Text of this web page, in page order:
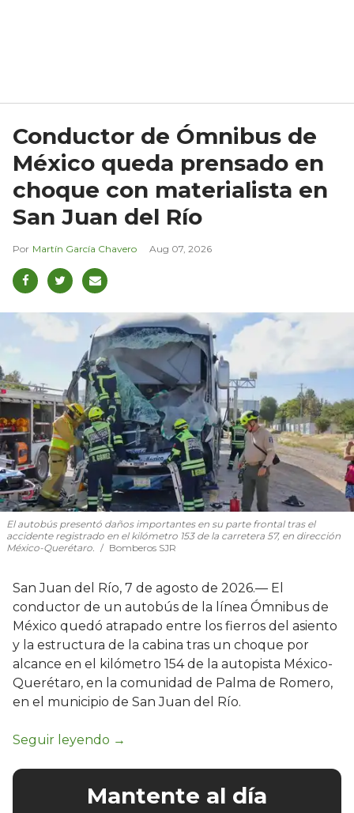
Conductor de Ómnibus de
México queda prensado en
choque con materialista en
San Juan del Río
Martín García Chavero Aug 07, 2026
El autobús presentó daños importantes en su parte frontal tras el
accidente registrado en el kilómetro 153 de la carretera 57, en dirección
México-Querétaro.
Bomberos SJR
San Juan del Río, 7 de agosto de 2026.— El
conductor de un autobús de la línea Ómnibus de
México quedó atrapado entre los fierros del asiento
y la estructura de la cabina tras un choque por
alcance en el kilómetro 154 de la autopista México-
Querétaro, en la comunidad de Palma de Romero,
en el municipio de San Juan del Río.
Mantente al día